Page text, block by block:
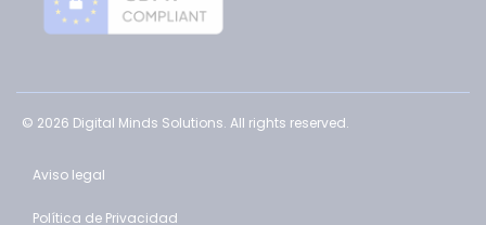
© 2026 Digital Minds Solutions. All rights reserved.
Aviso legal
Política de Privacidad